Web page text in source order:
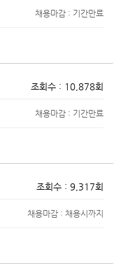
채용마감 : 기간만료
조회수 : 10,878회
채용마감 : 기간만료
조회수 : 9,317회
채용마감 : 채용시까지